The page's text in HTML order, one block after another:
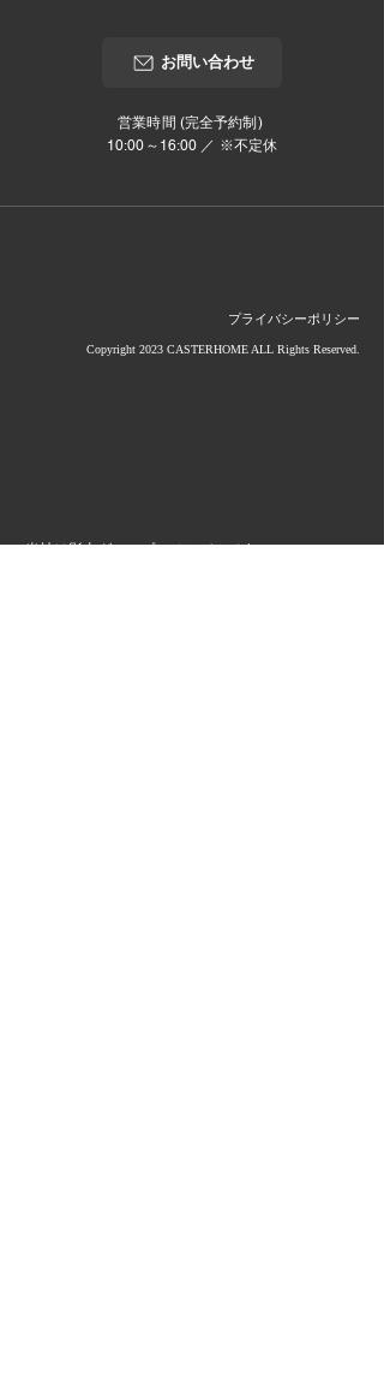
お問い合わせ
営業時間 (完全予約制)
10:00～16:00 ／ ※不定休
プライバシーポリシー
Copyright 2023 CASTERHOME ALL Rights Reserved.
当社は影山グループのメンバーです。